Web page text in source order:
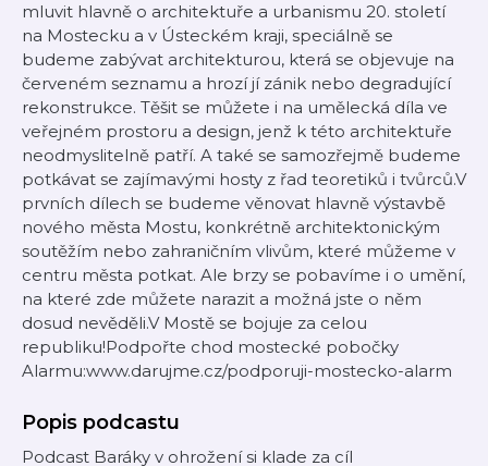
mluvit hlavně o architektuře a urbanismu 20. století
na Mostecku a v Ústeckém kraji, speciálně se
budeme zabývat architekturou, která se objevuje na
červeném seznamu a hrozí jí zánik nebo degradující
rekonstrukce. Těšit se můžete i na umělecká díla ve
veřejném prostoru a design, jenž k této architektuře
neodmyslitelně patří. A také se samozřejmě budeme
potkávat se zajímavými hosty z řad teoretiků i tvůrců.V
prvních dílech se budeme věnovat hlavně výstavbě
nového města Mostu, konkrétně architektonickým
soutěžím nebo zahraničním vlivům, které můžeme v
centru města potkat. Ale brzy se pobavíme i o umění,
na které zde můžete narazit a možná jste o něm
dosud nevěděli.V Mostě se bojuje za celou
republiku!Podpořte chod mostecké pobočky
Alarmu:www.darujme.cz/podporuji-mostecko-alarm
Popis podcastu
Podcast Baráky v ohrožení si klade za cíl